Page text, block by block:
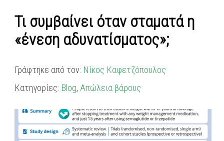
Τι συμβαίνει όταν σταματά η
«ένεση αδυνατίσματος»;
Γράφτηκε από τον: Νίκος Καφετζόπουλος
Κατηγορίες: Blog, Απώλεια βάρους